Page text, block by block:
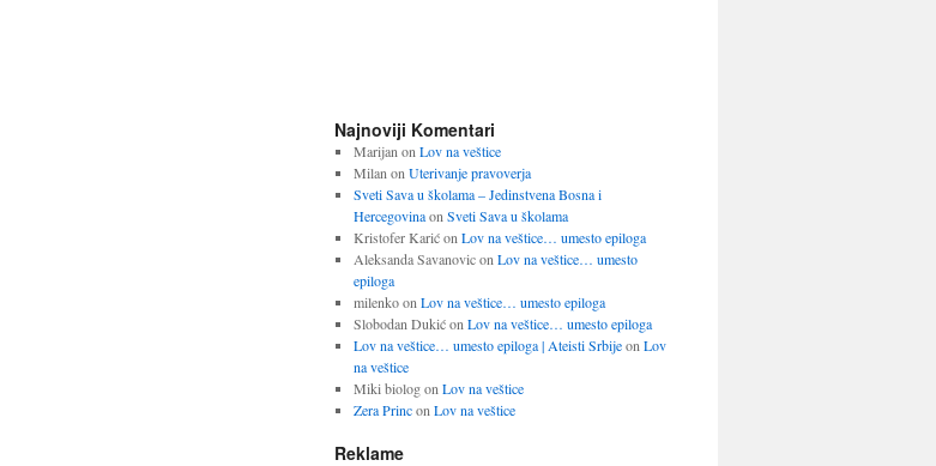
Najnoviji Komentari
Marijan on Lov na veštice
Milan on Uterivanje pravoverja
Sveti Sava u školama – Jedinstvena Bosna i
Hercegovinaon Sveti Sava u školama
Kristofer Karićon Lov na veštice… umesto epiloga
Aleksanda Savanovicon Lov na veštice… umesto
epiloga
milenkoon Lov na veštice… umesto epiloga
Slobodan Dukićon Lov na veštice… umesto epiloga
Lov na veštice… umesto epiloga | Ateisti Srbijeon Lov
na veštice
Miki biologon Lov na veštice
Zera Princon Lov na veštice
Reklame